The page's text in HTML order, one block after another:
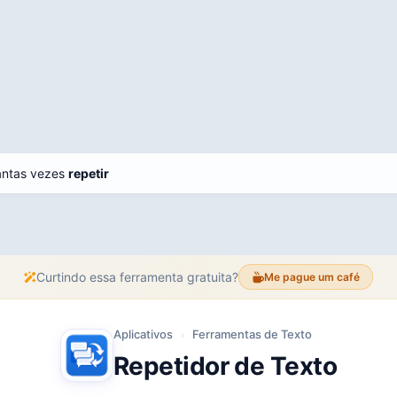
Aplicativos › Ferramentas de Texto
Repetidor de Texto
vezes repetir
Curtindo essa ferramenta gratuita? Me pague um café